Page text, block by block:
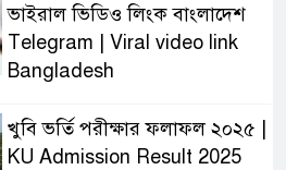
ভাইরাল ভিডিও লিংক বাংলাদেশ
Telegram | Viral video link
Bangladesh
খুবি ভর্তি পরীক্ষার ফলাফল ২০২৫ |
KU Admission Result 2025